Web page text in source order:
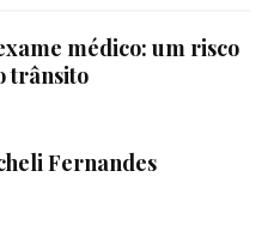
médico: um risco
trânsito
Fernandes